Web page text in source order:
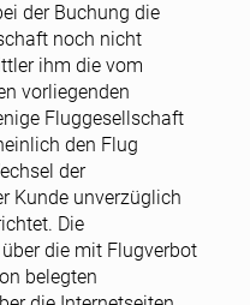
der Buchung die
noch nicht
ihm die vom
vorliegenden
Fluggesellschaft
den Flug
der
Kunde unverzüglich
Die
die mit Flugverbot
belegten